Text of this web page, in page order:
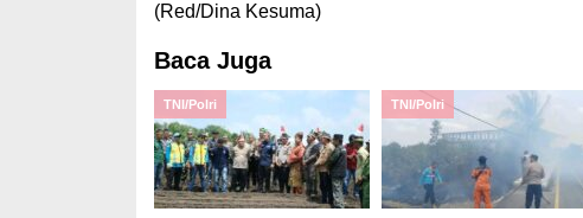
(Red/Dina Kesuma)
Baca Juga
TNI/Polri TNI/Polri